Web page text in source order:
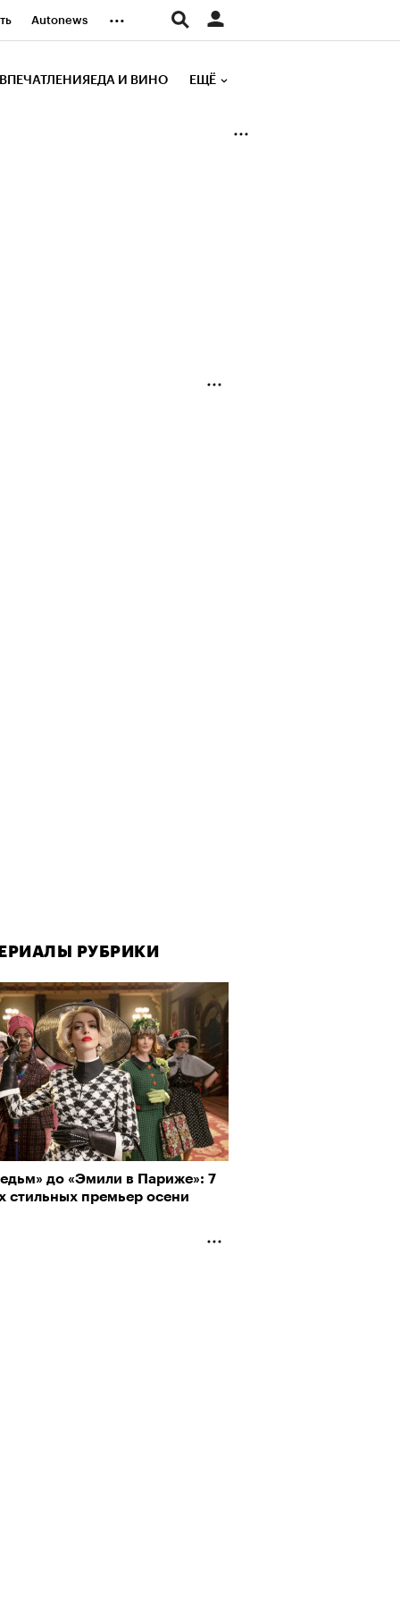
Autonews ...
ВПЕЧАТЛЕНИЯ ЕДА И ВИНО ЕЩЁ
РУБРИКИ
до «Эмили в Париже»: 7
стильных премьер осени
РУБРИКИ
2025: Япония наносит
удар
РУБРИКИ
как лекарство: как
стали новой формой